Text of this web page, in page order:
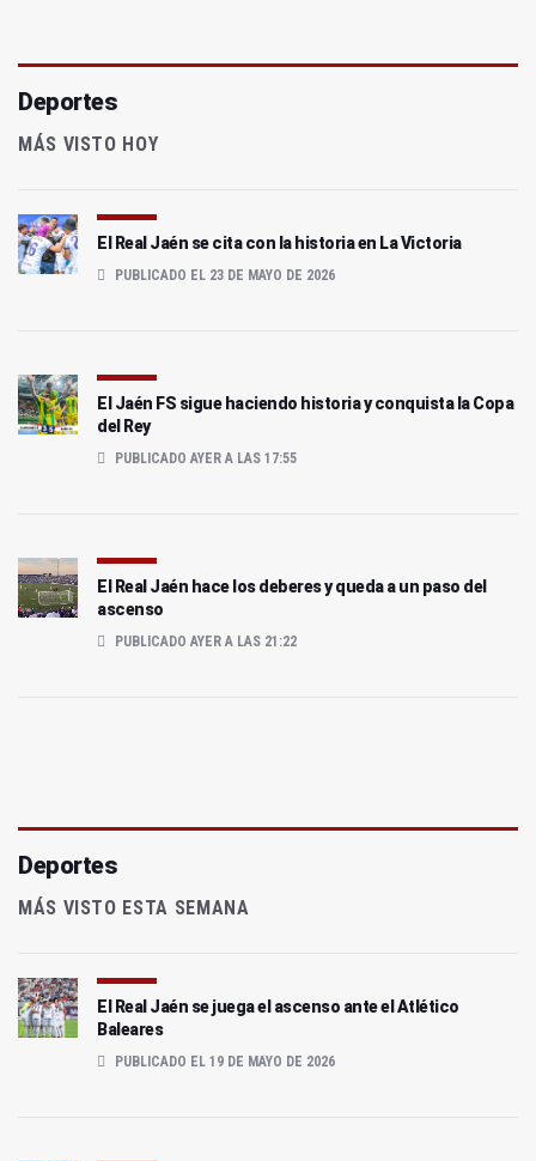
Deportes
MÁS VISTO HOY
El Real Jaén se cita con la historia en La Victoria
PUBLICADO EL 23 DE MAYO DE 2026
El Jaén FS sigue haciendo historia y conquista la Copa
del Rey
PUBLICADO AYER A LAS 17:55
El Real Jaén hace los deberes y queda a un paso del
ascenso
PUBLICADO AYER A LAS 21:22
Deportes
MÁS VISTO ESTA SEMANA
El Real Jaén se juega el ascenso ante el Atlético
Baleares
PUBLICADO EL 19 DE MAYO DE 2026